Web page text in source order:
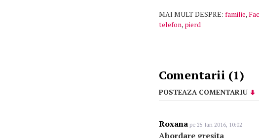
MAI MULT DESPRE: familie,
telefon, pierd
Comentarii (1)
POSTEAZA COMENTARIU
Roxana pe 25 Ian 2016, 10:02
Abordare gresita